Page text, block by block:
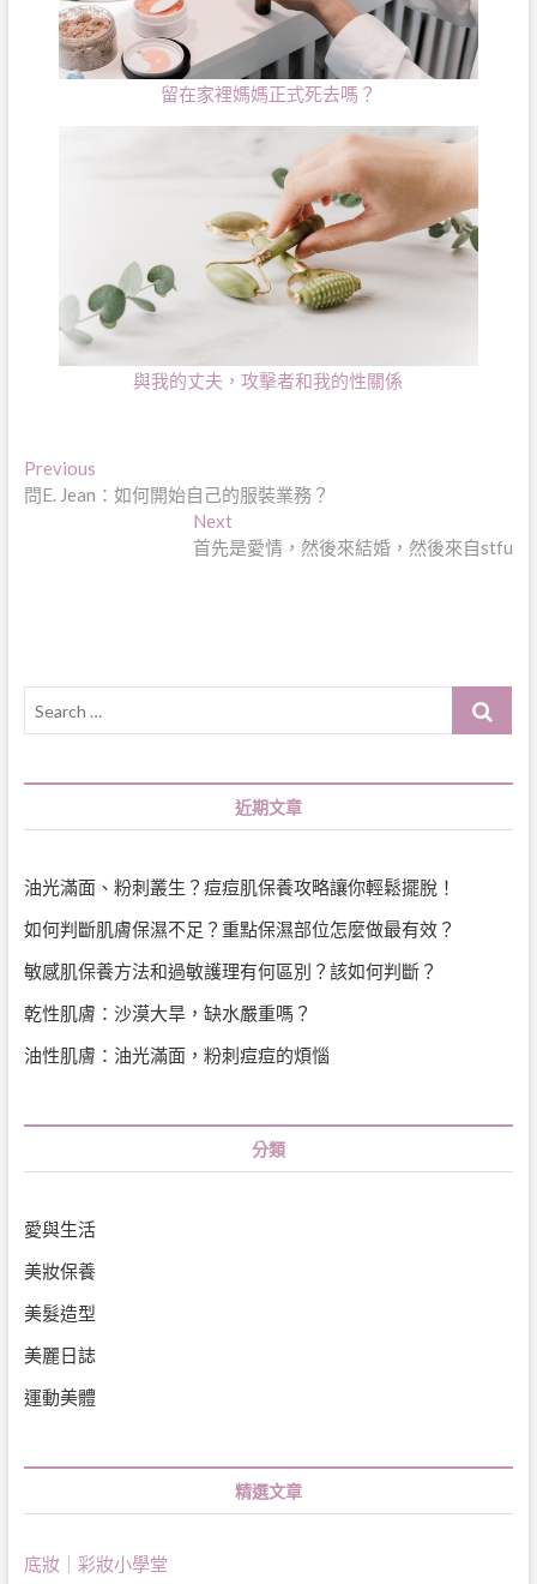
留在家裡媽媽正式死去嗎？
與我的丈夫，攻擊者和我的性關係
文
章
PreviousPrevious
post:
問E. Jean：如何開始自己的服裝業務？
NextNext
post:
首先是愛情，然後來結婚，然後來自stfu
Search
近期文章
油光滿面、粉刺叢生？痘痘肌保養攻略讓你輕鬆擺脫！
如何判斷肌膚保濕不足？重點保濕部位怎麼做最有效？
敏感肌保養方法和過敏護理有何區別？該如何判斷？
乾性肌膚：沙漠大旱，缺水嚴重嗎？
油性肌膚：油光滿面，粉刺痘痘的煩惱
分類
愛與生活
美妝保養
美髮造型
美麗日誌
運動美體
精選文章
底妝｜彩妝小學堂